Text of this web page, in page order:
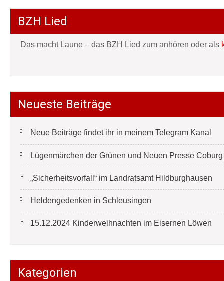
BZH Lied
Das macht Laune – das BZH Lied zum anhören oder als
Neueste Beiträge
Neue Beiträge findet ihr in meinem Telegram Kanal
Lügenmärchen der Grünen und Neuen Presse
„Sicherheitsvorfall“ im Landratsamt Hildburghausen
Heldengedenken in Schleusingen
15.12.2024 Kinderweihnachten im Eisernen Löwen
Kategorien